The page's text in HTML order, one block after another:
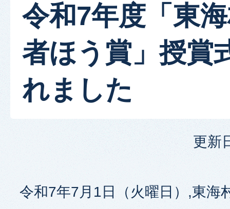
令和7年度「東
者ほう賞」授賞
れました
更新
令和7年7月1日（火曜日）,東海